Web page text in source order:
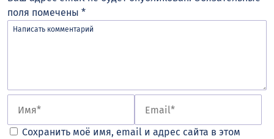
поля помечены *
Сохранить моё имя, email и адрес сайта в этом